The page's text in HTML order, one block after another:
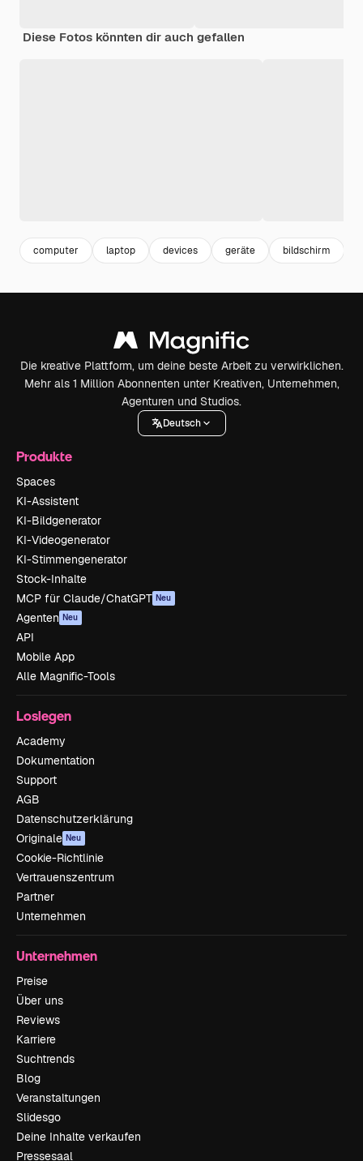
Diese Fotos könnten dir auch gefallen
computer laptop devices geräte bildschirm
Die kreative Plattform, um deine beste Arbeit zu verwirklichen.
Mehr als 1 Million Abonnenten unter Kreativen, Unternehmen,
Agenturen und Studios.
Deutsch
Produkte
Spaces
KI-Assistent
KI-Bildgenerator
KI-Videogenerator
KI-Stimmengenerator
Stock-Inhalte
MCP für Claude/ChatGPT Neu
Agenten Neu
API
Mobile App
Alle Magnific-Tools
Loslegen
Academy
Dokumentation
Support
AGB
Datenschutzerklärung
Originale Neu
Cookie-Richtlinie
Vertrauenszentrum
Partner
Unternehmen
Unternehmen
Preise
Über uns
Reviews
Karriere
Suchtrends
Blog
Veranstaltungen
Slidesgo
Deine Inhalte verkaufen
Pressesaal